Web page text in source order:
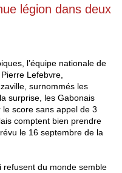
légion dans deux
l’équipe nationale de
Lefebvre,
surnommés les
surprise, les Gabonais
score sans appel de 3
comptent bien prendre
le 16 septembre de la
refusent du monde semble